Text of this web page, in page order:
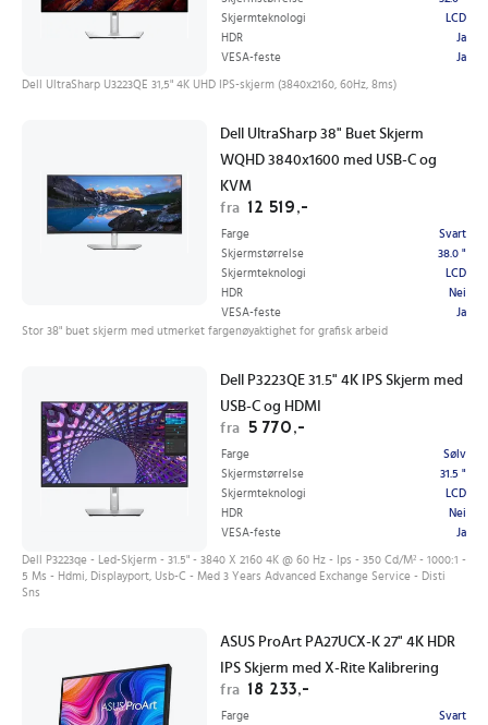
Skjermteknologi
LCD
HDR
Ja
VESA-feste
Ja
Dell UltraSharp U3223QE 31,5" 4K UHD IPS-skjerm (3840x2160, 60Hz, 8ms)
Dell UltraSharp 38" Buet Skjerm
WQHD 3840x1600 med USB-C og
KVM
fra 12 519,-
Farge
Svart
Skjermstørrelse
38.0 "
Skjermteknologi
LCD
HDR
Nei
VESA-feste
Ja
Stor 38" buet skjerm med utmerket fargenøyaktighet for grafisk arbeid
Dell P3223QE 31.5" 4K IPS Skjerm med
USB-C og HDMI
fra
5 770,-
Farge
Sølv
Skjermstørrelse
31.5 "
Skjermteknologi
LCD
HDR
Nei
VESA-feste
Ja
Dell P3223qe - Led-Skjerm - 31.5" - 3840 X 2160 4K @ 60 Hz - Ips - 350 Cd/M² - 1000:1 -
5 Ms - Hdmi, Displayport, Usb-C - Med 3 Years Advanced Exchange Service - Disti
Sns
ASUS ProArt PA27UCX-K 27" 4K HDR
IPS Skjerm med X-Rite Kalibrering
fra 18 233,-
Farge
Svart